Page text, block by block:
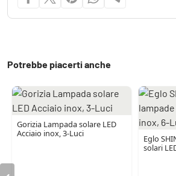
Potrebbe piacerti anche
Gorizia Lampada solare LED
Acciaio inox, 3-Luci
Eglo
solari